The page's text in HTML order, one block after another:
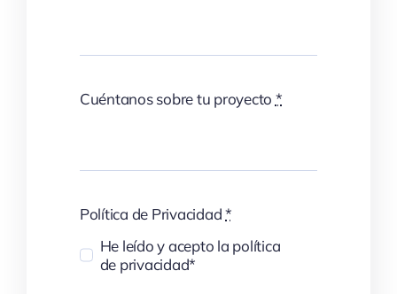
Cuéntanos sobre tu proyecto *
Política de Privacidad*
He leído y acepto la política
de privacidad*